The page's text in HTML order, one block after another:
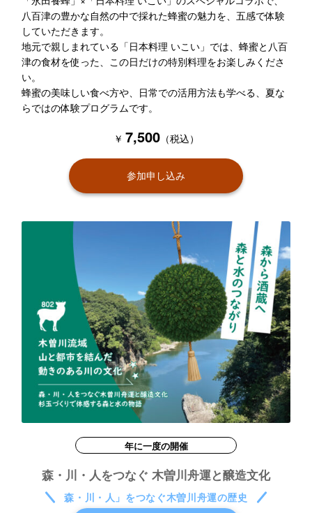
八百津の豊かな自然の中で採れた蜂蜜の魅力を、五感で体験
していただきます。
地元で親しまれている「日本料理 いこい」では、蜂蜜と八百
津の食材を使った、この日だけの特別料理をお楽しみくださ
い。
蜂蜜の美味しい食べ方や、日常での活用方法も学べる、夏な
らではの体験プログラムです。
￥ 7,500（税込）
参加申し込み
年に一度の開催
森・川・人をつなぐ 木曽川舟運と醸造文化
森・川・人」をつなぐ木曽川舟運の歴史